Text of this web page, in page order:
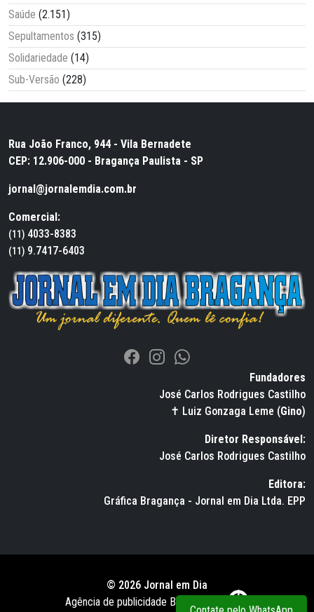
Saúde (2.151)
Sepultamentos (315)
Solidariedade (14)
Sub-Versão (228)
Rua João Franco, 944 - Vila Bernadete
CEP: 12.906-000 - Bragança Paulista - SP
jornal@jornalemdia.com.br
Comercial:
(11) 4033-8383
(11) 9.7417-6403
Fundadores
José Carlos Rodrigues Castilho
✝ Luiz Gonzaga Leme (Gino)
Diretor Responsável:
José Carlos Rodrigues Castilho
Editora:
Gráfica Bragança - Jornal em Dia Ltda. EPP
© 2026 Jornal em Dia
Agência de publicidade BWS RUSSO